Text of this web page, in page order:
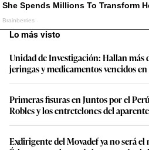
Lo más visto
Unidad de Investigación: Hallan más
jeringas y medicamentos vencidos
Primeras fisuras en Juntos por el
Robles y los entretelones del
Exdirigente del Movadef ya no será el